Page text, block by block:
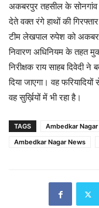
अकबरपुर तहसील के
देते वक्त रंगे हाथों की
टीम लेखपाल रुपेश को
निवारण अधिनियम के तहत
निरीक्षक राय साहब दिवेदी
दिया जाएगा। वह
वह सुर्ख़ियों में भी रहा है।
TAGS Ambedkar Nagar
Ambedkar Nagar News